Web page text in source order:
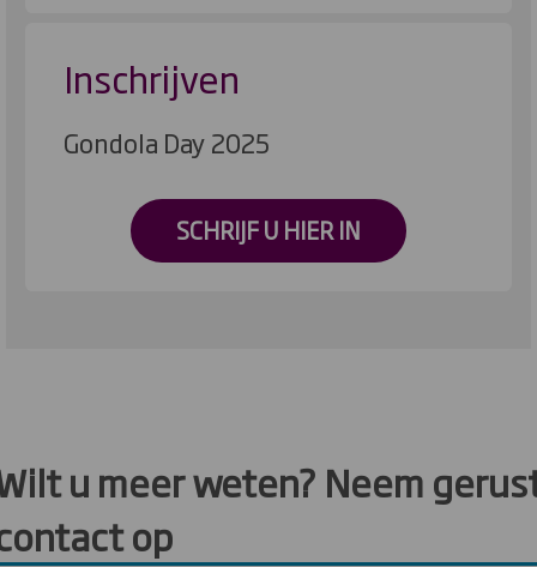
Inschrijven
Gondola Day 2025
SCHRIJF U HIER IN
u meer weten? Neem
op